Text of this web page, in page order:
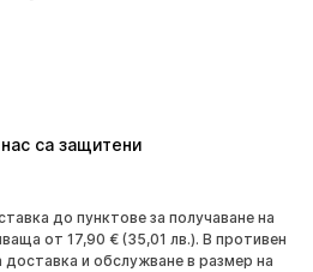
ЕКСКЛУЗИВНО
са защитени
до пунктове за получаване на
от 17,90 € (35,01 лв.). В противен
доставка и обслужване в размер на